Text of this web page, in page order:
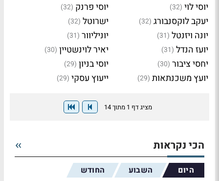
יוסי לוי (32) יוסי פרנק (32)
יעקב לוקסנבורג (32) ישרוטל (32)
יונה ויזנטל (31) יוניליוור (31)
יועז הנדל (31) יאיר לוינשטיין (30)
יחסי ציבור (30) יוסי בניון (29)
יועץ משכנתאות (29) ייעוץ עסקי (29)
מציג דף 1 מתוך 14
הכי נקראות
היום השבוע החודש